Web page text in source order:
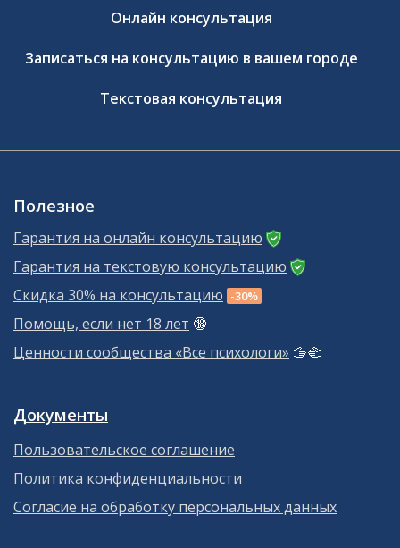
Онлайн консультация
Записаться на консультацию в вашем городе
Текстовая консультация
Полезное
Гарантия на онлайн консультацию
Гарантия на текстовую консультацию
Скидка 30% на консультацию -30%
Помощь, если нет 18 лет 🔞
Ценности сообщества «Все психологи» 🫱‍🫲
Документы
Пользовательское соглашение
Политика конфиденциальности
Согласие на обработку персональных данных